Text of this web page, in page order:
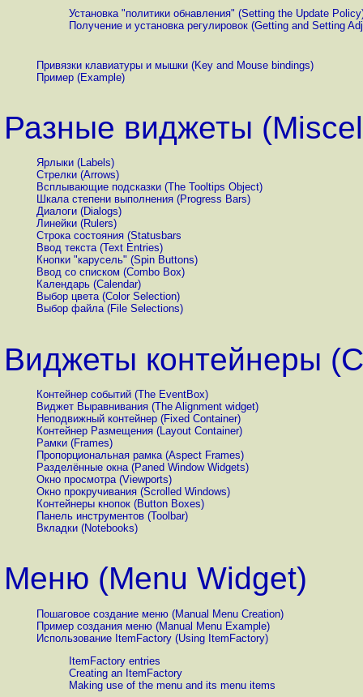
Установка "политики обнавления" (Setting the Update
Получение и установка регулировок (Getting and Setting
Привязки клавиатуры и мышки (Key and Mouse bindings)
Пример (Example)
Разные виджеты
Ярлыки (Labels)
Стрелки (Arrows)
Всплывающие подсказки (The Tooltips Object)
Шкала степени выполнения (Progress Bars)
Диалоги (Dialogs)
Линейки (Rulers)
Строка состояния (Statusbars
Ввод текста (Text Entries)
Кнопки "карусель" (Spin Buttons)
Ввод со списком (Combo Box)
Календарь (Calendar)
Выбор цвета (Color Selection)
Выбор файла (File Selections)
Виджеты контейнеры
Контейнер событий (The EventBox)
Виджет Выравнивания (The Alignment widget)
Неподвижный контейнер (Fixed Container)
Контейнер Размещения (Layout Container)
Рамки (Frames)
Пропорциональная рамка (Aspect Frames)
Разделённые окна (Paned Window Widgets)
Окно просмотра (Viewports)
Окно прокручивания (Scrolled Windows)
Контейнеры кнопок (Button Boxes)
Панель инструментов (Toolbar)
Вкладки (Notebooks)
Меню (Menu Widget)
Пошаговое создание меню (Manual Menu Creation)
Пример создания меню (Manual Menu Example)
Использование ItemFactory (Using ItemFactory)
ItemFactory entries
Creating an ItemFactory
Making use of the menu and its menu items